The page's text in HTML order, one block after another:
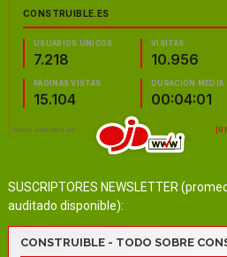
SUSCRIPTORES NEWSLETTER
auditado disponible):